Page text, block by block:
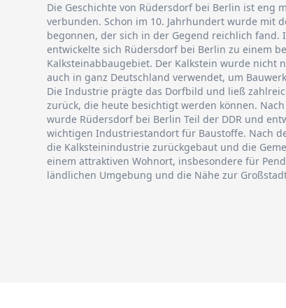
Die Geschichte von Rüdersdorf bei Berlin ist eng
verbunden. Schon im 10. Jahrhundert wurde mit
begonnen, der sich in der Gegend reichlich fand.
entwickelte sich Rüdersdorf bei Berlin zu einem
Kalksteinabbaugebiet. Der Kalkstein wurde nicht
auch in ganz Deutschland verwendet, um
Die Industrie prägte das Dorfbild und ließ
zurück, die heute besichtigt werden können.
wurde Rüdersdorf bei Berlin Teil der DDR und
wichtigen Industriestandort für Baustoffe. Nach
die Kalksteinindustrie zurückgebaut und die
einem attraktiven Wohnort, insbesondere für
ländlichen Umgebung und die Nähe zur